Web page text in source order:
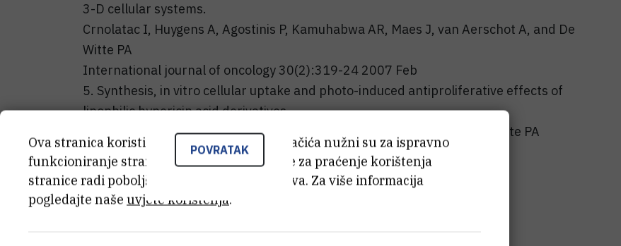
3-D cellular systems.
Crnolatac I, Huygens A, Agostinis P, Kamuhabwa AR, Maes J, van Aerschot A, and De
Witte PA
International journal of oncology 30(2):319-24 2007 Feb
5. Synthesis, in vitro cellular uptake and photo-induced antiproliferative effects of
lipophilic hypericin acid derivatives.
Crnolatac I, Huygens A, van Aerschot A, Busson R, Rozenski J, and de Witte PA
Bioorganic & medicinal chemistry 13(23):6347-53 2005 Dec 1
Popis radova iz CROSBI baze
POVRATAK
Ova stranica koristi kolačiće. Neki od tih kolačića nužni su za ispravno
funkcioniranje stranice, dok se drugi koriste za praćenje korištenja
stranice radi poboljšanja korisničkog iskustva. Za više informacija
pogledajte naše uvjete korištenja.